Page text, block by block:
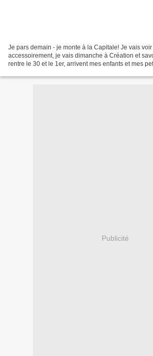
Je pars demain - je monte à la Capitale! Je vais voir
accessoirement, je vais dimanche à Création et
rentre le 30 et le 1er, arrivent mes enfants et mes
Publicité